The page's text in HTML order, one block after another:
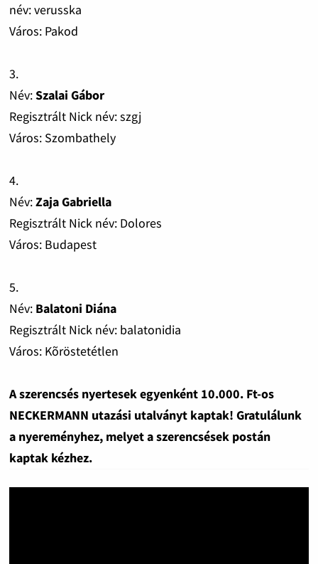
név: verusska
Város: Pakod
3.
Név:Szalai Gábor
Regisztrált Nick név: szgj
Város: Szombathely
4.
Név:Zaja Gabriella
Regisztrált Nick név: Dolores
Város: Budapest
5.
Név: Balatoni Diána
Regisztrált Nick név: balatonidia
Város: Kõröstetétlen
A szerencsés nyertesek egyenként 10.000. Ft-os
NECKERMANN utazási utalványt kaptak! Gratulálunk
a nyereményhez, melyet a szerencsések postán
kaptak kézhez.